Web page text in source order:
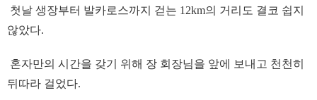
첫날 생장부터 발카로스까지 걷는 12km의 거리도 결코 쉽지
않았다.
혼자만의 시간을 갖기 위해 장 회장님을 앞에 보내고 천천히
뒤따라 걸었다.